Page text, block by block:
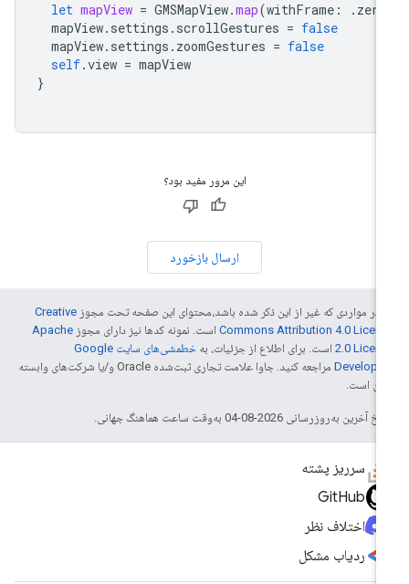
let mapView = GMSMapView.map(withFrame : .
mapView.settings.scrollGestures = false
mapView.settings.zoomGestures = false
self.view = mapView
این مرور مفید بود؟
ارسال بازخورد
در مواردی که غیر از این ذکر شده باشد،‌محتوای این صفحه تحت مجوزCreative
Commons Attribution 4.0است. نمونه کدها نیز دارای مجوزApache
2.0است. برای اطلاع از جزئیات، به
خطمشی‌های سایت Google
مراجعه کنید. جاوا علامت تجاری ثبت‌شده Oracle و/یا شرکت‌های وابسته
آن است.
آخرین به‌روزرسانی 2026-08-04 به‌وقت ساعت هماهنگ جهانی.
سرریز پشته
GitHub
اختلاف نظر
ردیاب مشکل